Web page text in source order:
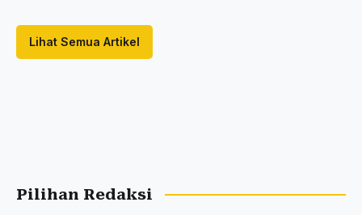
Lihat Semua Artikel
Pilihan Redaksi